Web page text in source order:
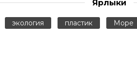
Ярлыки
экология пластик Море